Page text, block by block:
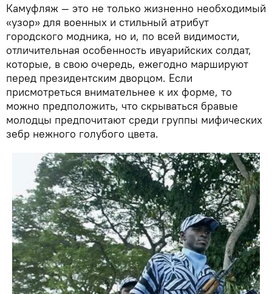
Камуфляж — это не только жизненно необходимый
«узор» для военных и стильный атрибут
городского модника, но и, по всей видимости,
отличительная особенность ивуарийских солдат,
которые, в свою очередь, ежегодно маршируют
перед президентским дворцом. Если
присмотреться внимательнее к их форме, то
можно предположить, что скрываться бравые
молодцы предпочитают среди группы мифических
зебр нежного голубого цвета.